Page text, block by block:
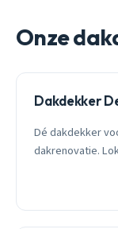
Onze
Dakdekker
Dé dakdekker
dakrenovatie.